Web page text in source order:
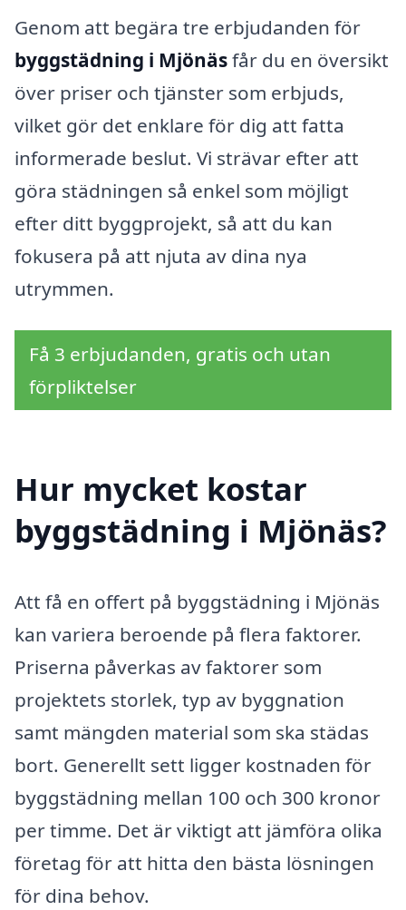
Genom att begära tre erbjudanden för
byggstädning i Mjönäsfår du en översikt
över priser och tjänster som erbjuds,
vilket gör det enklare för dig att fatta
informerade beslut. Vi strävar efter att
göra städningen så enkel som möjligt
efter ditt byggprojekt, så att du kan
fokusera på att njuta av dina nya
utrymmen.
Få 3 erbjudanden, gratis och utan
förpliktelser
Hur mycket kostar
byggstädning i Mjönäs?
Att få en offert på byggstädning i Mjönäs
kan variera beroende på flera faktorer.
Priserna påverkas av faktorer som
projektets storlek, typ av byggnation
samt mängden material som ska städas
bort. Generellt sett ligger kostnaden för
byggstädning mellan 100 och 300 kronor
per timme. Det är viktigt att jämföra olika
företag för att hitta den bästa lösningen
för dina behov.